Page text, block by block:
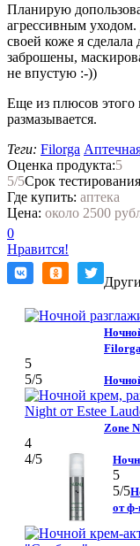
Планирую
агрессивным
своей коже я
заброшены,
не впустую :-))
Еще из плюсов этого
размазывается.
Теги: Filorga
Оценка продукта:5
5/5Срок
Где купить: аптека
Цена: около 2500
0
Нравится!
Filorga
5
5/5
Zone
4
4/5
5
5/5
от